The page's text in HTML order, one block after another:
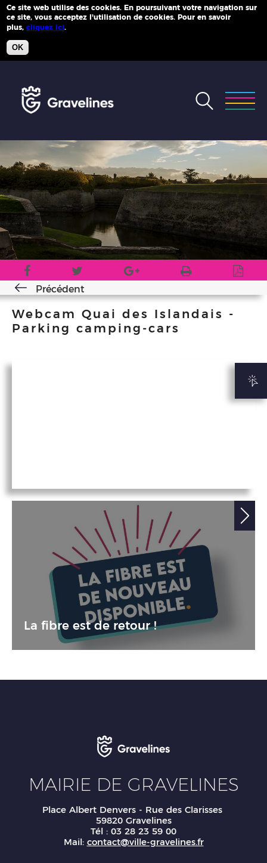
Ce site web utilise des cookies. En poursuivant votre navigation sur
ce site, vous acceptez l'utilisation de cookies. Pour en savoir
plus,cliquez ici.
OK
Précédent
Webcam Quai des Islandais -
Parking camping-cars
La fibre est de retour !
MAIRIE DE GRAVELINES
Place Albert Denvers - Rue des Clarisses
59820 Gravelines
Tél : 03 28 23 59 00
Mail: contact@ville-gravelines.fr